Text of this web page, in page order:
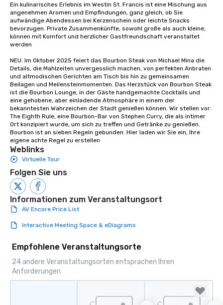
booked to the minute
Since the menu is
have nothing to
remember to submit
Feel Like a VIP at
Smacking Foodie
group members
about waiting in line
restaurant or being
than desirable table.
everyone is treated
those Instagram
an evening helicopter
Memorable
Smacking Foodie
Ein kulinarisches Erlebnis im Westin St. Francis ist eine Mischung aus
angenehmen Aromen und Empfindungen, ganz gleich, ob Sie
aufwändige Abendessen bei Kerzenschein oder leichte Snacks
bevorzugen. Private Zusammenkünfte, sowohl große als auch kleine,
können mit Komfort und herzlicher Gastfreundschaft veranstaltet
werden
NEU: Im Oktober 2025 feiert das Bourbon Steak von Michael Mina die
Details, die Mahlzeiten unvergesslich machen, von perfekten Anbraten
und altmodischen Gerichten am Tisch bis hin zu gemeinsamen
Beilagen und Meilensteinmomenten. Das Herzstück von Bourbon Steak
ist die Bourbon Lounge, in der Gäste handgemachte Cocktails und
eine gehobene, aber einladende Atmosphäre in einem der
bekanntesten Wahrzeichen der Stadt genießen können. Wir stellen vor:
The Eighth Rule, eine Bourbon-Bar von Stephen Curry, die als intimer
Ort konzipiert wurde, um sich zu treffen und Getränke zu genießen.
Bourbon ist an sieben Regeln gebunden. Hier laden wir Sie ein, Ihre
eigene achte Regel zu erstellen
Weblinks
Virtuelle Tour
Folgen Sie uns
Informationen zum Veranstaltungsort
AV Encore Price List
Interactive Meeting Space & eDiagrams
Empfohlene Veranstaltungsorte
24 andere Veranstaltungsorten entsprachen Ihren
Anforderungen